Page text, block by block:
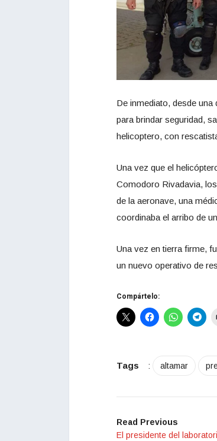
De inmediato, desde
para brindar seguridad,
helicoptero, con
Una vez que el
Comodoro Rivadavia,
de la aeronave, una
coordinaba el arribo de
Una vez en tierra firme,
un nuevo operativo de
Compártelo:
Tags : altamar
Read Previous
El presidente del